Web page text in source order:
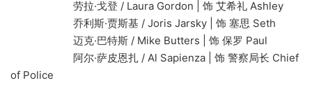
劳拉·戈登 / Laura Gordon | 饰 艾希礼 Ashley
乔利斯·贾斯基 / Joris Jarsky | 饰 塞思 Seth
迈克·巴特斯 / Mike Butters | 饰 保罗 Paul
阿尔·萨皮恩扎 / Al Sapienza | 饰 警察局长 Chief
of Police